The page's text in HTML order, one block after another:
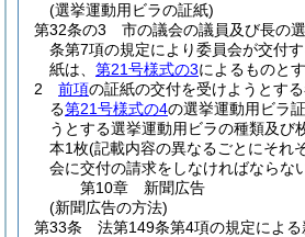
(選挙運動用ビラの証紙)
第32条の3
市の議会の議員及び長の
条第7項の規定により委員会が交付
紙は、 第21号様式の3によるものとす
2
前項の証紙の交付を受けようとす
る第21号様式の4の選挙運動用ビラ
うとする選挙運動用ビラの種類及び
本1枚(記載内容の異なるごとにそれ
会に交付の請求をしなければならない
第10章
新聞広告
(新聞広告の方法)
第33条
法第149条第4項の規定によ